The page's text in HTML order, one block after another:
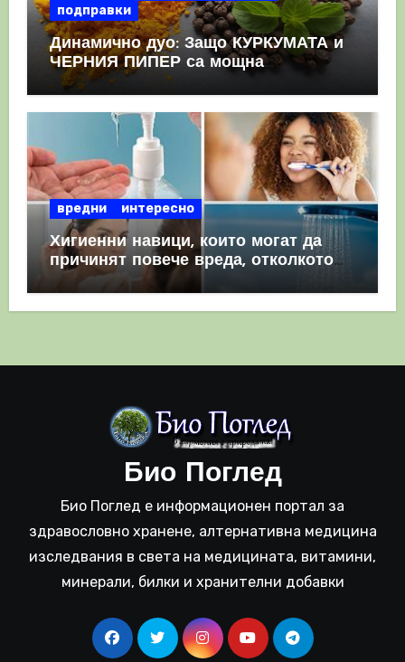
подправки
Динамично дуо: Защо КУРКУМАТА и
ЧЕРНИЯ ПИПЕР са мощна
комбинация
вредни интересно
Хигиенни навици, които могат да
причинят повече вреда, отколкото
полза
Био Поглед
Био Поглед е информационен портал за
здравословно хранене, алтернативна медицина
изследвания в света на медицината, витамини,
минерали, билки и хранителни добавки